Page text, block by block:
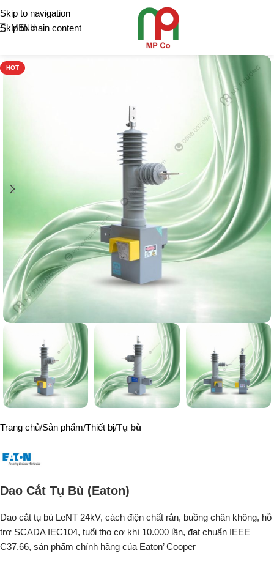
Skip to navigation
Skip to main content
MENU
HOT
Trang chủ Sản phẩm Thiết bị Tụ bù
Dao Cắt Tụ Bù (Eaton)
Dao cắt tụ bù LeNT 24kV, cách điện chất rắn, buồng chân không, hỗ
trợ SCADA IEC104, tuổi thọ cơ khí 10.000 lần, đạt chuẩn IEEE
C37.66, sản phẩm chính hãng của Eaton’ Cooper